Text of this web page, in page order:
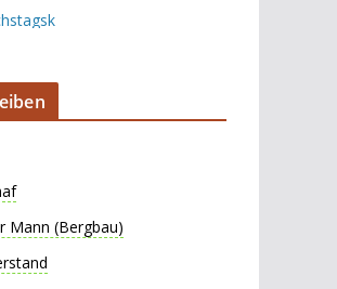
Mann (Bergbau)